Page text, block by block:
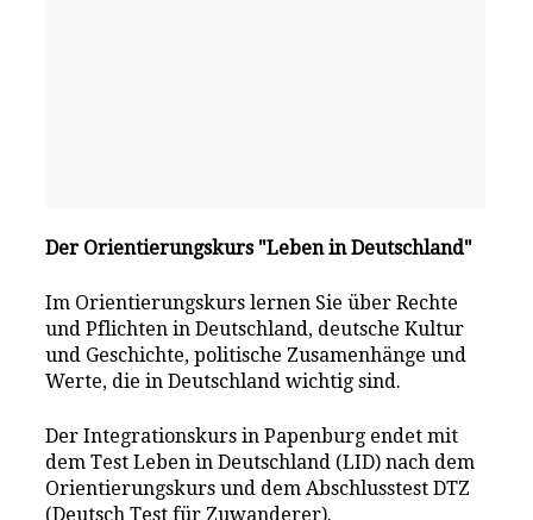
Der Orientierungskurs "Leben in Deutschland"
Im Orientierungskurs lernen Sie über Rechte
und Pflichten in Deutschland, deutsche Kultur
und Geschichte, politische Zusamenhänge und
Werte, die in Deutschland wichtig sind.
Der Integrationskurs in Papenburg endet mit
dem Test Leben in Deutschland (LID) nach dem
Orientierungskurs und dem Abschlusstest DTZ
(Deutsch Test für Zuwanderer).